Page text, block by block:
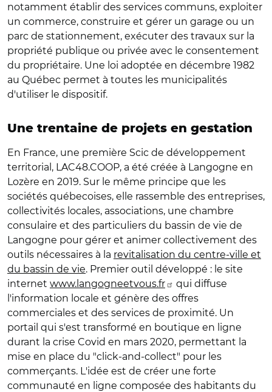
notamment établir des services communs, exploiter
un commerce, construire et gérer un garage ou un
parc de stationnement, exécuter des travaux sur la
propriété publique ou privée avec le consentement
du propriétaire. Une loi adoptée en décembre 1982
au Québec permet à toutes les municipalités
d'utiliser le dispositif.
Une trentaine de projets en gestation
En France, une première Scic de développement
territorial, LAC48.COOP, a été créée à Langogne en
Lozère en 2019. Sur le même principe que les
sociétés québecoises, elle rassemble des entreprises,
collectivités locales, associations, une chambre
consulaire et des particuliers du bassin de vie de
Langogne pour gérer et animer collectivement des
outils nécessaires à la revitalisation du centre-ville et
du bassin de vie. Premier outil développé : le site
internet www.langogneetvous.fr
qui diffuse
l'information locale et génère des offres
commerciales et des services de proximité. Un
portail qui s'est transformé en boutique en ligne
durant la crise Covid en mars 2020, permettant la
mise en place du "click-and-collect" pour les
commerçants. L'idée est de créer une forte
communauté en ligne composée des habitants du